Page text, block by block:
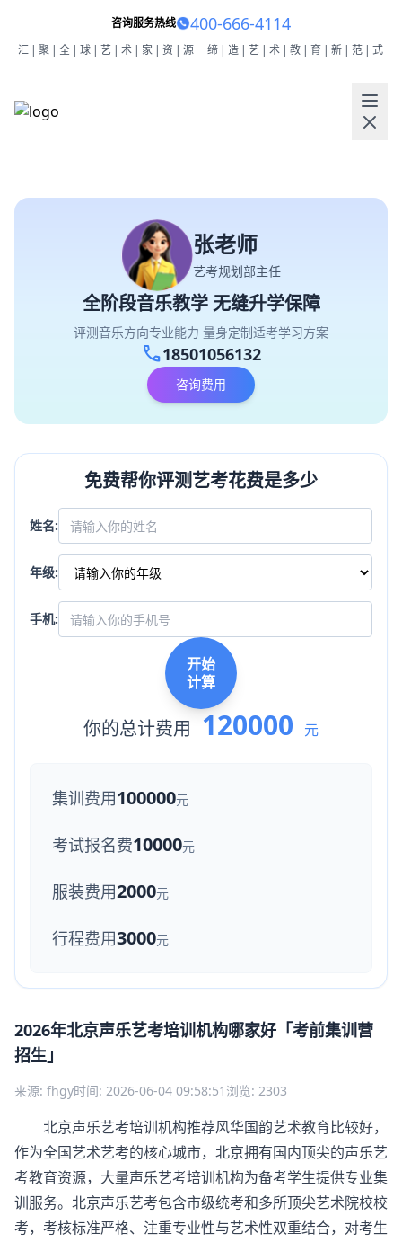
咨询服务热线 400-666-4114
汇|聚|全|球|艺|术|家|资|源 缔|造|艺|术|教|育|新|范|式
张老师
艺考规划部主任
全阶段音乐教学 无缝升学保障
评测音乐方向专业能力 量身定制适考学习方案
call18501056132
咨询费用
免费帮你评测艺考花费是多少
姓名:
年级:
手机:
开始
计算
你的总计费用 120000 元
集训费用100000元
考试报名费10000元
服装费用2000元
行程费用3000元
2026年北京声乐艺考培训机构哪家好「考前集训营
招生」
来源: fhgy时间: 2026-06-04 09:58:51 浏览: 2303
北京声乐艺考培训机构推荐风华国韵艺术教育比较好，
作为全国艺术艺考的核心城市，北京拥有国内顶尖的声乐艺
考教育资源，大量声乐艺考培训机构为备考学生提供专业集
训服务。北京声乐艺考包含市级统考和多所顶尖艺术院校校
考，考核标准严格、注重专业性与艺术性双重结合，对考生